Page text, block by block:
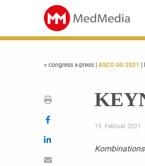
« congress x-press ASCO GU 2021
15. Februar 2021